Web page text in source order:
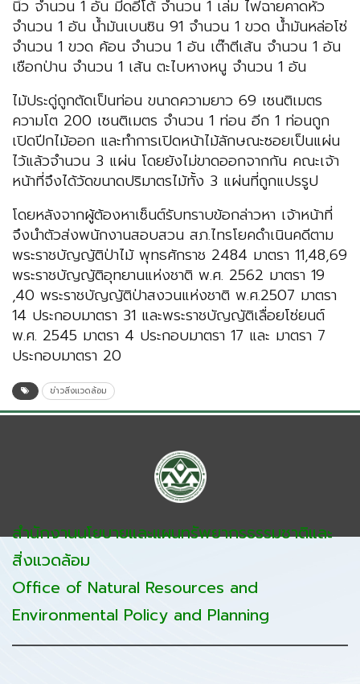
นิ้ว จำนวน 1 อัน มีดอีโต้ จำนวน 1 เล่ม ไฟฉายคาดหัว
จำนวน 1 อัน น้ำมันเบนซิน 91 จำนวน 1 ขวด น้ำมันหล่อโซ่
จำนวน 1 ขวด ค้อน จำนวน 1 อัน เต๊าตีเส้น จำนวน 1 อัน
เชือกป่าน จำนวน 1 เส้น ตะไบหางหนู จำนวน 1 อัน
ไม้ประดู่ถูกตัดเป็นท่อน ขนาดความยาว 69 เซนติเมตร
ความโต 200 เซนติเมตร จำนวน 1 ท่อน อีก 1 ท่อนถูก
เปิดปีกไม้ออก และทำการเปิดหน้าไม้ลักษณะซอยเป็นแผ่น
ไว้แล้วจำนวน 3 แผ่น โดยยังไม่ขาดออกจากกัน คณะเจ้า
หน้าที่จึงได้วัดขนาดปริมาตรไม้ทั้ง 3 แผ่นที่ถูกแปรรูป
โดยหลังจากผู้ต้องหาเซ็นต์รับทราบข้อกล่าวหา เจ้าหน้าที่
จึงนำตัวส่งพนักงานสอบสวน สภ.ไทรโยคดำเนินคดีตาม
พระราชบัญญัติป่าไม้ พุทธศักราช 2484 มาตรา 11,48,69
พระราชบัญญัติอุทยานแห่งชาติ พ.ศ. 2562 มาตรา 19
,40 พระราชบัญญัติป่าสงวนแห่งชาติ พ.ศ.2507 มาตรา
14 ประกอบมาตรา 31 และพระราชบัญญัติเลื่อยโซ่ยนต์
พ.ศ. 2545 มาตรา 4 ประกอบมาตรา 17 และ มาตรา 7
ประกอบมาตรา 20
ข่าวสิ่งแวดล้อม
สำนักงานนโยบายและแผนทรัพยากรธรรมชาติและ
สิ่งแวดล้อม
Office of Natural Resources and
Environmental Policy and Planning